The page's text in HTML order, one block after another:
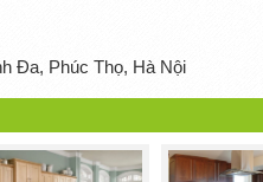
Đa, Phúc Thọ, Hà Nội